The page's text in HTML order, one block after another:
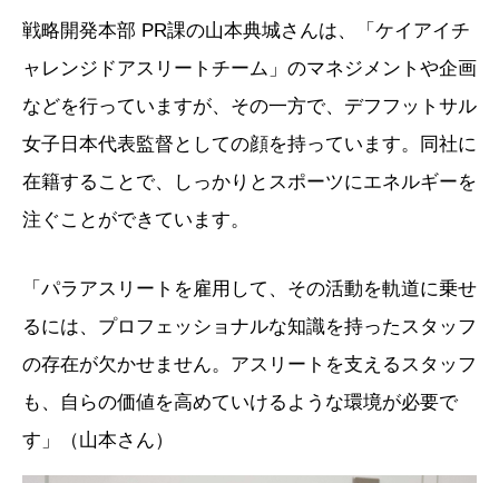
戦略開発本部 PR課の山本典城さんは、「ケイアイチ
ャレンジドアスリートチーム」のマネジメントや企画
などを行っていますが、その一方で、デフフットサル
女子日本代表監督としての顔を持っています。同社に
在籍することで、しっかりとスポーツにエネルギーを
注ぐことができています。
「パラアスリートを雇用して、その活動を軌道に乗せ
るには、プロフェッショナルな知識を持ったスタッフ
の存在が欠かせません。アスリートを支えるスタッフ
も、自らの価値を高めていけるような環境が必要で
す」（山本さん）